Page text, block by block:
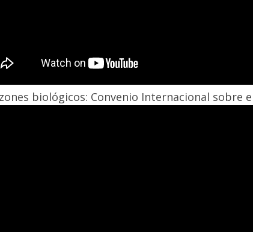
biológicos: Convenio Internacional sobre